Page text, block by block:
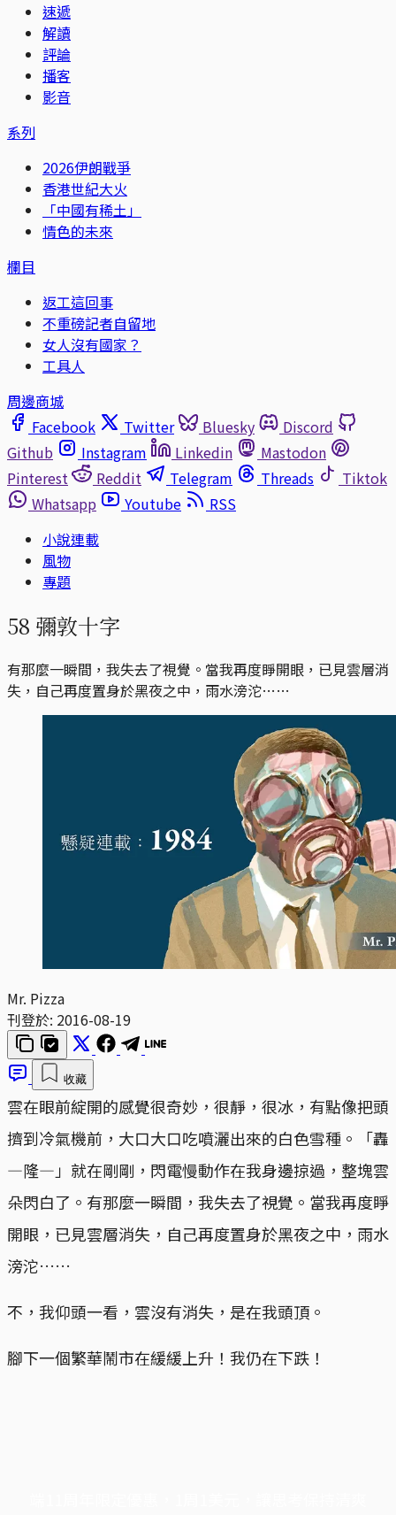
速遞
解讀
評論
播客
影音
系列
2026伊朗戰爭
香港世紀大火
「中國有稀土」
情色的未來
欄目
返工這回事
不重磅記者自留地
女人沒有國家？
工具人
周邊商城
Facebook
Twitter Bluesky
Discord
Github
Instagram Linkedin
Mastodon
Pinterest
Reddit Telegram Threads
Tiktok
Whatsapp
Youtube
RSS
小說連載
風物
專題
58 彌敦十字
有那麼一瞬間，我失去了視覺。當我再度睜開眼，已見雲層消
失，自己再度置身於黑夜之中，雨水滂沱……
Mr. Pizza
刊登於: 2016-08-19
收藏
雲在眼前綻開的感覺很奇妙，很靜，很冰，有點像把頭
擠到冷氣機前，大口大口吃噴灑出來的白色雪種。「轟
—隆—」就在剛剛，閃電慢動作在我身邊掠過，整塊雲
朵閃白了。有那麼一瞬間，我失去了視覺。當我再度睜
開眼，已見雲層消失，自己再度置身於黑夜之中，雨水
滂沱……
不，我仰頭一看，雲沒有消失，是在我頭頂。
腳下一個繁華鬧市在緩緩上升！我仍在下跌！